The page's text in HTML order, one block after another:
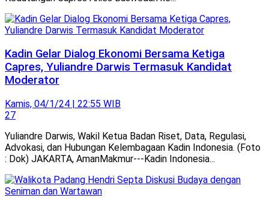
Kadin Gelar Dialog Ekonomi Bersama Ketiga
Capres, Yuliandre Darwis Termasuk Kandidat
Moderator
Kamis, 04/1/24 | 22:55 WIB
27
Yuliandre Darwis, Wakil Ketua Badan Riset, Data, Regulasi,
Advokasi, dan Hubungan Kelembagaan Kadin Indonesia. (Foto
: Dok) JAKARTA, AmanMakmur---Kadin Indonesia...